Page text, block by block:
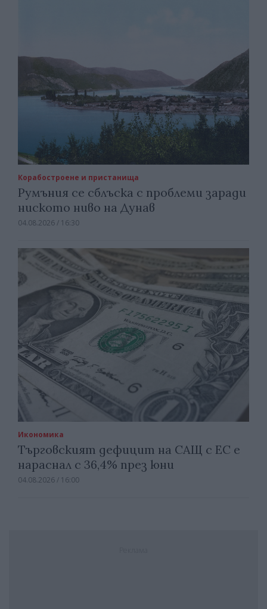
Корабостроене и пристанища
Румъния се сблъска с проблеми заради
ниското ниво на Дунав
04.08.2026 / 16:30
Икономика
Търговският дефицит на САЩ с ЕС е
нараснал с 36,4% през юни
04.08.2026 / 16:00